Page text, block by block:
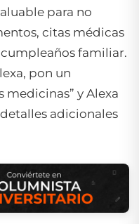
para no
citas médicas
familiar.
pon un
y Alexa
adicionales